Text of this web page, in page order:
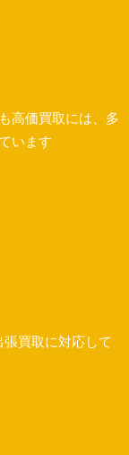
高価買取には、多
います
買取に対応して